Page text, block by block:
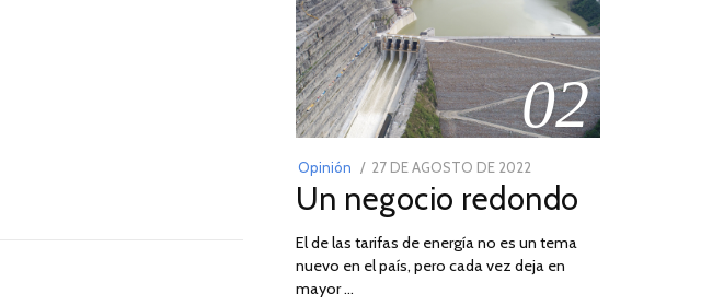
02
Opinión
POSTED
ON
27 DE AGOSTO DE 2022
DE
DE
2022
Un negocio redondo
El de las tarifas de energía no es un tema
nuevo en el país, pero cada vez deja en
mayor …